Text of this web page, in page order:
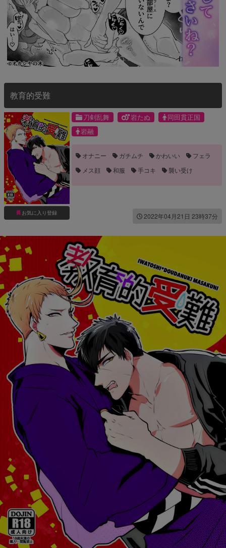
教育的受難
お気に入り登録
刀剣乱舞 岩たぬ
同田貫正国
岩融
オナニー ガチムチ かわいい
フェラ
メス顔
和服 手コキ 襲い受け
2022年04月21日 23時37分